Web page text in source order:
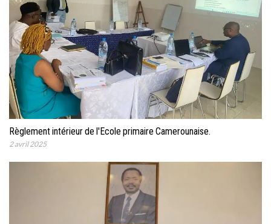
Règlement intérieur de l'Ecole primaire Camerounaise.
2 avril 2025